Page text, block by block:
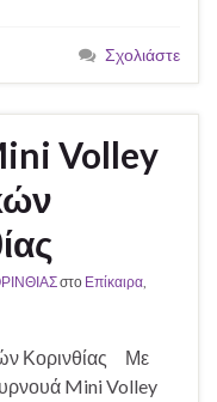
Σχολιάστε
Volley
στο Επίκαιρα
Κορινθίας Με
Mini Volley